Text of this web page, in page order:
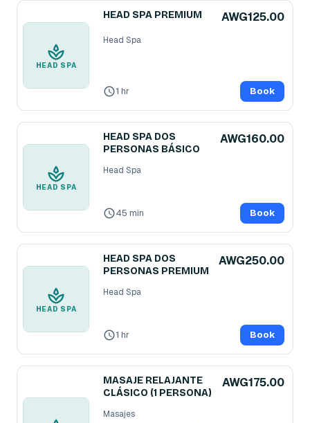
HEAD SPA
HEAD SPA PREMIUM AWG125.00
Head Spa
1 hr Book
HEAD SPA
HEAD SPA DOS
PERSONAS BÁSICO
AWG160.00
Head Spa
45 min Book
HEAD SPA
HEAD SPA DOS
PERSONAS PREMIUM
AWG250.00
Head Spa
1 hr Book
MASAJE RELAJANTE
CLÁSICO (1 PERSONA)
AWG175.00
Masajes